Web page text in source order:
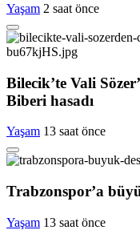
Yaşam 2 saat önce
Bilecik’te Vali
Biberi hasadı
Yaşam 13 saat önce
Trabzonspor’a
Yaşam 13 saat önce